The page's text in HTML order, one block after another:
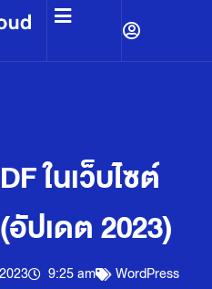
ในเว็บไซต์
ปเดต 2023)
9:25 am WordPress